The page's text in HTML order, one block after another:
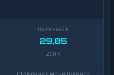
29,85
200 K